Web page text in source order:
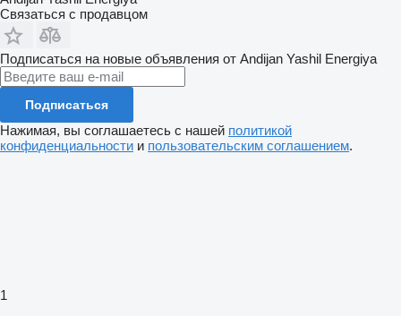
Связаться с продавцом
Подписаться на новые объявления от Andijan Yashil Energiya
Подписаться
Нажимая, вы соглашаетесь с нашей политикой
конфиденциальности и пользовательским соглашением.
1